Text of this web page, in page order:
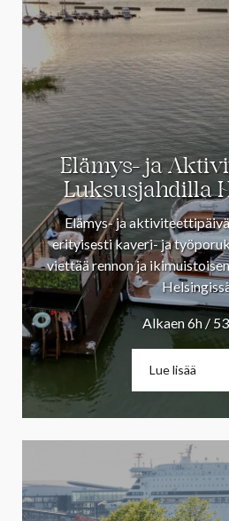
Elämys- ja
Luksusjahdilla
Elämys- ja
erityisesti kaveri- ja
viettää rennon ja
Alkaen 6h /
Lue lisää